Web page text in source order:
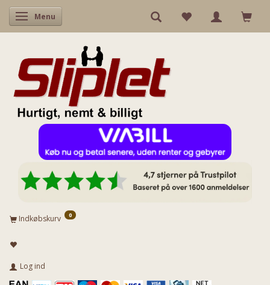
Skifte navigation
Menu
Indkøbskurv 0
Log ind